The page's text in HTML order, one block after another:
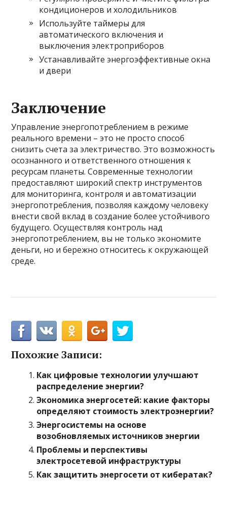
кондиционеров и холодильников
Используйте таймеры для
автоматического включения и
выключения электроприборов
Устанавливайте энергоэффективные окна
и двери
Заключение
Управление энергопотреблением в режиме
реального времени – это не просто способ
снизить счета за электричество. Это возможность
осознанного и ответственного отношения к
ресурсам планеты. Современные технологии
предоставляют широкий спектр инструментов
для мониторинга, контроля и автоматизации
энергопотребления, позволяя каждому человеку
внести свой вклад в создание более устойчивого
будущего. Осуществляя контроль над
энергопотреблением, вы не только экономите
деньги, но и бережно относитесь к окружающей
среде.
Похожие Записи:
Как цифровые технологии улучшают
распределение энергии?
Экономика энергосетей: какие факторы
определяют стоимость электроэнергии?
Энергосистемы на основе
возобновляемых источников энергии
Проблемы и перспективы
электросетевой инфраструктуры
Как защитить энергосети от кибератак?